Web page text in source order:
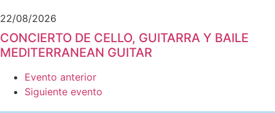
22/08/2026
CONCIERTO DE CELLO, GUITARRA Y BAILE
MEDITERRANEAN GUITAR
Evento anterior
Siguiente evento